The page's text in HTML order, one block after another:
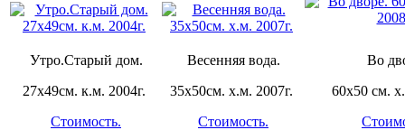
Утро.Старый дом.
27х49см. к.м. 2004г.
Стоимость.
Весенняя вода.
35х50см. х.м. 2007г.
Стоимость.
Во
60х50 см.